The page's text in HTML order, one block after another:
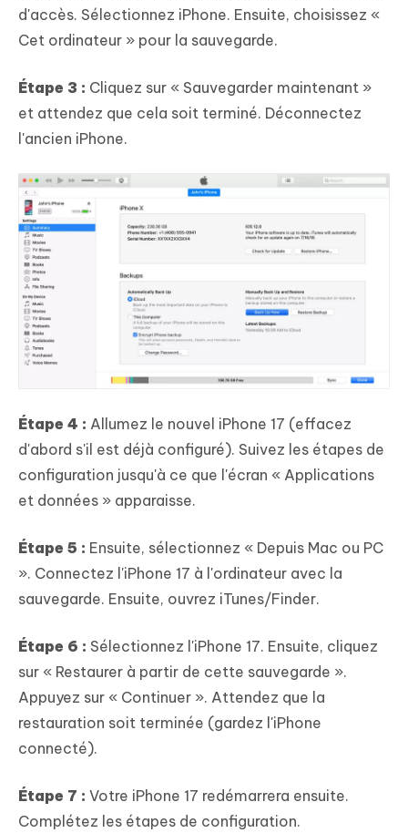
d'accès. Sélectionnez iPhone. Ensuite, choisissez «
Cet ordinateur » pour la sauvegarde.
Étape 3 : Cliquez sur « Sauvegarder maintenant »
et attendez que cela soit terminé. Déconnectez
l'ancien iPhone.
Étape 4 : Allumez le nouvel iPhone 17 (effacez
d'abord s'il est déjà configuré). Suivez les étapes de
configuration jusqu'à ce que l'écran « Applications
et données » apparaisse.
Étape 5 : Ensuite, sélectionnez « Depuis Mac ou PC
». Connectez l'iPhone 17 à l'ordinateur avec la
sauvegarde. Ensuite, ouvrez iTunes/Finder.
Étape 6 : Sélectionnez l'iPhone 17. Ensuite, cliquez
sur « Restaurer à partir de cette sauvegarde ».
Appuyez sur « Continuer ». Attendez que la
restauration soit terminée (gardez l'iPhone
connecté).
Étape 7 : Votre iPhone 17 redémarrera ensuite.
Complétez les étapes de configuration.